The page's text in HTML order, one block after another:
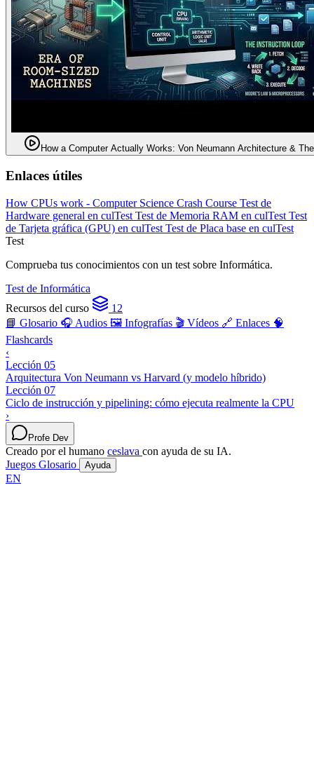
How a Computer Actually Works: Von Neumann Architecture &
Enlaces útiles
How CPUs work - Computer Science Crash Course Test de
Hardware general en culTest Test de Memoria RAM en culTest Test
de Tarjeta gráfica (GPU) en culTest Test de Placa base en culTest
Test
Comprueba tus conocimientos con un test sobre Informática.
Test de Informática
Recursos del curso
12
📘 Glosario 🎧 Audios 🖼️ Infografías 🎬 Vídeos 🔗 Enlaces 🧠
Flashcards
‹
Lección 05
Arquitectura Von Neumann vs Harvard (y modelo híbrido)
Lección 07
Ciclo de instrucción y pipelining: cómo ejecuta realmente la CPU
›
Profe Dev
Creado por el humano ceslava con ayuda de su IA.
Juegos Glosario Ayuda
EN